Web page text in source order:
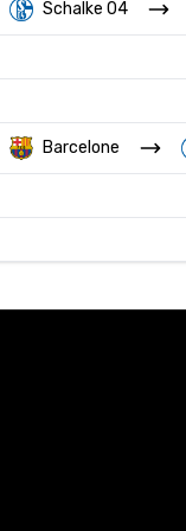
Schalke 04
Barcelone